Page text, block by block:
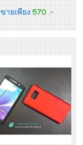
ขายเพียง 570 .-